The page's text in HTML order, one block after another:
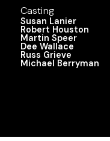
Casting
Susan Lanier
Robert Houston
Martin Speer
Dee Wallace
Russ Grieve
Michael Berryman